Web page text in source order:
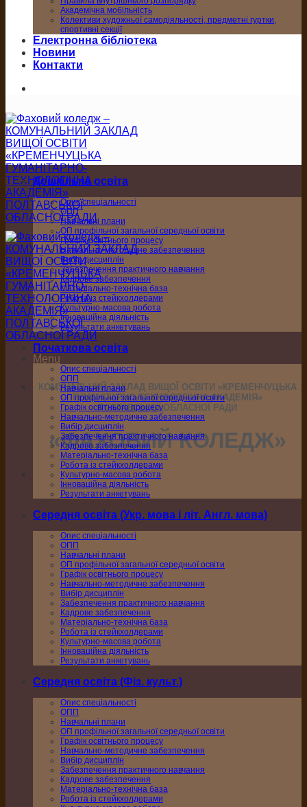
Академічна мобільність
Колективи художньої самодіяльності, предметні гуртки,
спортивні секції
Електронна бібліотека
Новини
Контакти
Menu
КОМУНАЛЬНИЙ ЗАКЛАД ВИЩОЇ ОСВІТИ «КРЕМЕНЧУЦЬКА
ГУМАНІТАРНО-ТЕХНОЛОГІЧНА АКАДЕМІЯ»
ПОЛТАВСЬКОЇ ОБЛАСНОЇ РАДИ
«ФАХОВИЙ КОЛЕДЖ»
Дошкільна освіта
Опис спеціальності
ОПП
Навчальні плани
ОП профільної загальної середньої освіти
Графік освітнього процесу
Навчально-методичне забезпечення
Вибір дисциплін
Забезпечення практичного навчання
Кадрове забезпечення
Матеріально-технічна база
Робота із стейкхолдерами
Культурно-масова робота
Інноваційна діяльність
Результати анкетувань
Початкова освіта
Опис спеціальності
ОПП
Навчальні плани
ОП профільної загальної середньої освіти
Графік освітнього процесу
Навчально-методичне забезпечення
Вибір дисциплін
Забезпечення практичного навчання
Кадрове забезпечення
Матеріально-технічна база
Робота із стейкхолдерами
Культурно-масова робота
Інноваційна діяльність
Результати анкетувань
Середня освіта (Укр. мова і літ. Англ. мова)
Опис спеціальності
ОПП
Навчальні плани
ОП профільної загальної середньої освіти
Графік освітнього процесу
Навчально-методичне забезпечення
Вибір дисциплін
Забезпечення практичного навчання
Кадрове забезпечення
Матеріально-технічна база
Робота із стейкхолдерами
Культурно-масова робота
Інноваційна діяльність
Результати анкетувань
Середня освіта (Фіз. культ.)
Опис спеціальності
ОПП
Навчальні плани
ОП профільної загальної середньої освіти
Графік освітнього процесу
Навчально-методичне забезпечення
Вибір дисциплін
Забезпечення практичного навчання
Кадрове забезпечення
Матеріально-технічна база
Робота із стейкхолдерами